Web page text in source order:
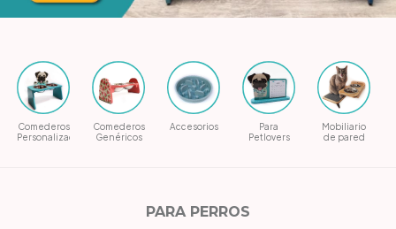
Comederos
Personalizados
Comederos
Genéricos
Accesorios
Para
Petlovers
Mobiliario
de pared
PARA PERROS